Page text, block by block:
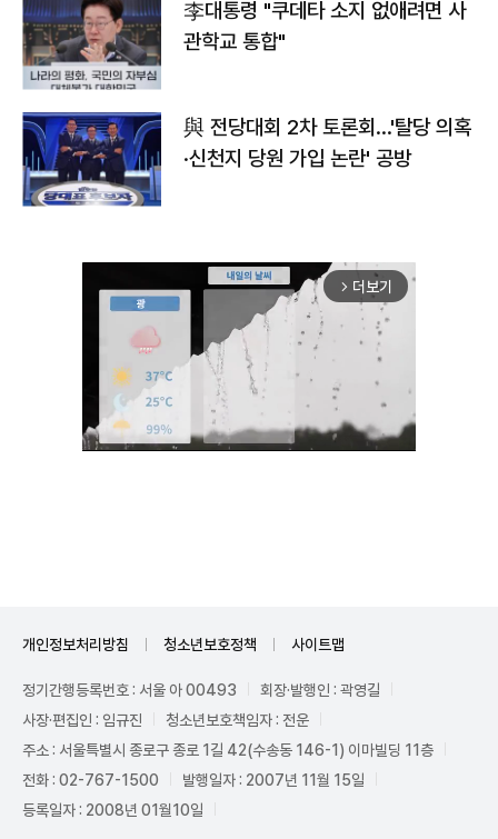
李대통령 "쿠데타 소지 없애려면 사
관학교 통합"
與 전당대회 2차 토론회…'탈당 의혹
·신천지 당원 가입 논란' 공방
arrow_forward_ios 더보기
개인정보처리방침 청소년보호정책 사이트맵
정기간행등록번호 : 서울 아 00493
회장·발행인 : 곽영길
사장·편집인 : 임규진
청소년보호책임자 : 전운
주소 : 서울특별시 종로구 종로 1길 42(수송동 146-1) 이마빌딩 11층
전화 : 02-767-1500
발행일자 : 2007년 11월 15일
등록일자 : 2008년 01월10일